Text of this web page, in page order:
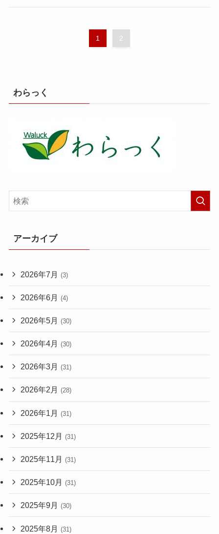
1 2
わらっく
アーカイブ
2026年7月 (3)
2026年6月 (4)
2026年5月 (30)
2026年4月 (30)
2026年3月 (31)
2026年2月 (28)
2026年1月 (31)
2025年12月 (31)
2025年11月 (31)
2025年10月 (31)
2025年9月 (30)
2025年8月 (31)